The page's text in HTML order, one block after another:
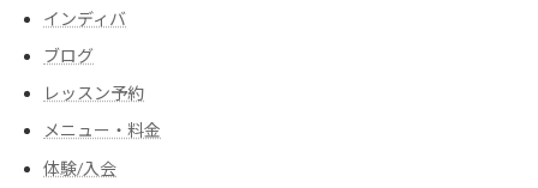
インディバ
ブログ
レッスン予約
メニュー・料金
体験/入会